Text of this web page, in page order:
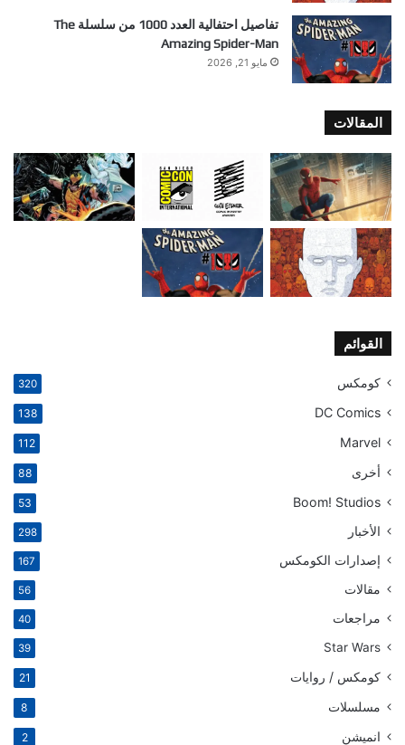
تفاصيل احتفالية العدد 1000 من سلسلة The
Amazing Spider-Man
مايو 21, 2026
المقالات
القوائم
كومكس 320
DC Comics
138
Marvel
112
أخرى 88
Boom! Studios
53
الأخبار 298
إصدارات الكومكس 167
مقالات 56
مراجعات 40
Star Wars
39
كومكس / روايات 21
مسلسلات 8
انميشن 2